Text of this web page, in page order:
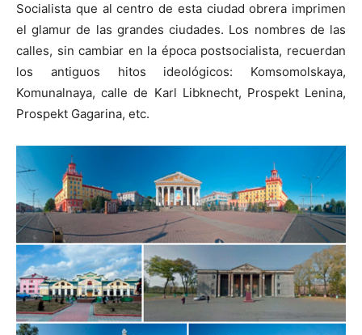
Socialista que al centro de esta ciudad obrera imprimen
el glamur de las grandes ciudades. Los nombres de las
calles, sin cambiar en la época postsocialista, recuerdan
los antiguos hitos ideológicos: Komsomolskaya,
Komunalnaya, calle de Karl Libknecht, Prospekt Lenina,
Prospekt Gagarina, etc.